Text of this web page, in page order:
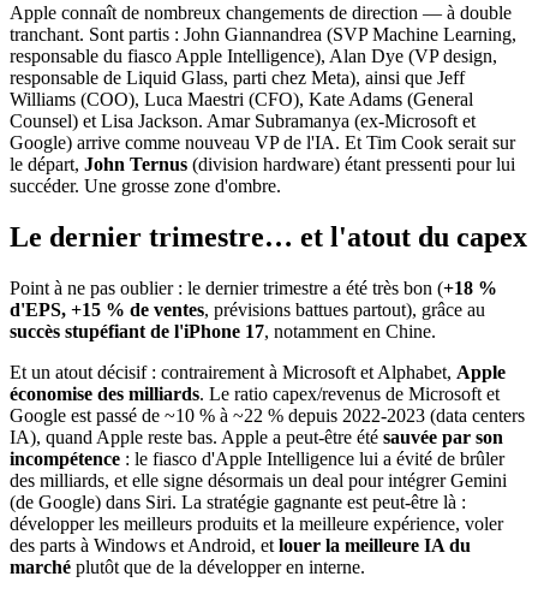
Apple connaît de nombreux changements de direction — à double
tranchant. Sont partis : John Giannandrea (SVP Machine Learning,
responsable du fiasco Apple Intelligence), Alan Dye (VP design,
responsable de Liquid Glass, parti chez Meta), ainsi que Jeff
Williams (COO), Luca Maestri (CFO), Kate Adams (General
Counsel) et Lisa Jackson. Amar Subramanya (ex-Microsoft et
Google) arrive comme nouveau VP de l'IA. Et Tim Cook serait sur
le départ, John Ternus (division hardware) étant pressenti pour lui
succéder. Une grosse zone d'ombre.
Le dernier trimestre… et l'atout du capex
Point à ne pas oublier : le dernier trimestre a été très bon (+18 %
d'EPS, +15 % de ventes, prévisions battues partout), grâce au
succès stupéfiant de l'iPhone 17, notamment en Chine.
Et un atout décisif : contrairement à Microsoft et Alphabet, Apple
économise des milliards. Le ratio capex/revenus de Microsoft et
Google est passé de ~10 % à ~22 % depuis 2022-2023 (data centers
IA), quand Apple reste bas. Apple a peut-être été sauvée par son
incompétence : le fiasco d'Apple Intelligence lui a évité de brûler
des milliards, et elle signe désormais un deal pour intégrer Gemini
(de Google) dans Siri. La stratégie gagnante est peut-être là :
développer les meilleurs produits et la meilleure expérience, voler
des parts à Windows et Android, et louer la meilleure IA du
marché plutôt que de la développer en interne.